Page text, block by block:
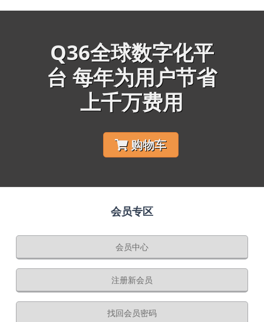
Q36全球数字化平
台 每年为用户节省
上千万费用
购物车
会员专区
会员中心
注册新会员
找回会员密码